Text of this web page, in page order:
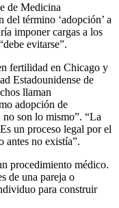
de Medicina
término ‘adopción’ a
imponer cargas a los
evitarse”.
fertilidad en Chicago y
Estadounidense de
llaman
adopción de
son lo mismo”. “La
un proceso legal por el
antes no existía”.
procedimiento médico.
de una pareja o
para construir